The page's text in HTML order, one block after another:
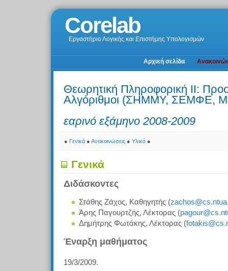
Corelab
Εργαστήριο Λογικής και Επιστήμης Υπολογισμών
Αρχική σελίδα
Θεωρητική Πληροφορική ΙΙ:
Αλγόριθμοι (ΣΗΜΜΥ, ΣΕΜΦΕ,
εαρινό εξάμηνο 2008-2009
● Γενικά ● Ανακοινώσεις ● Υλικό ●
Γενικά
Διδάσκοντες
Στάθης Ζάχος, Καθηγητής (
Άρης Παγουρτζής, Λέκτορας (
Δημήτρης Φωτάκης, Λέκτορας (
Έναρξη μαθήματος
19/3/2009.